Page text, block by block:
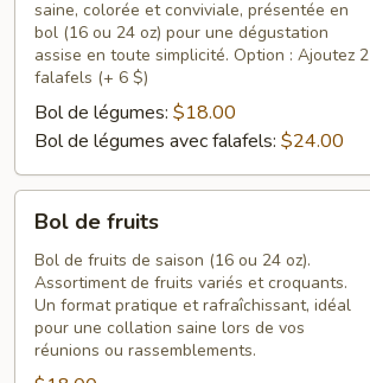
saine, colorée et conviviale, présentée en
bol (16 ou 24 oz) pour une dégustation
assise en toute simplicité. Option : Ajoutez 2
falafels (+ 6 $)
Bol de légumes: $18.00
Bol de légumes avec falafels: $24.00
fruits
Bol de fruits
Bol de fruits de saison (16 ou 24 oz).
Assortiment de fruits variés et croquants.
Un format pratique et rafraîchissant, idéal
pour une collation saine lors de vos
réunions ou rassemblements.